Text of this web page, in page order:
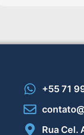
+55 71
Rua Cel.